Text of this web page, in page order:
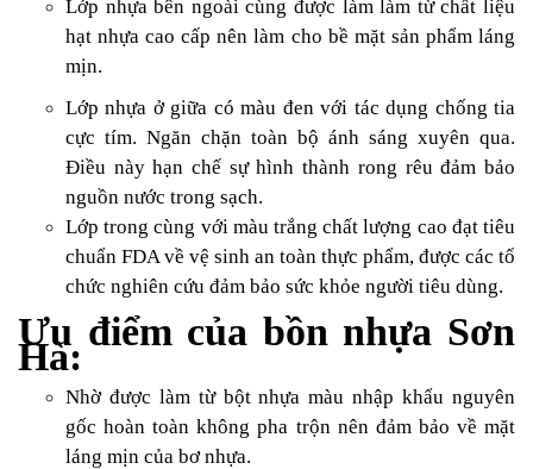
Lớp nhựa bên ngoài cùng được làm làm từ chất liệu
hạt nhựa cao cấp nên làm cho bề mặt sản phẩm láng
mịn.
Lớp nhựa ở giữa có màu đen với tác dụng chống tia
cực tím. Ngăn chặn toàn bộ ánh sáng xuyên qua.
Điều này hạn chế sự hình thành rong rêu đảm bảo
nguồn nước trong sạch.
Lớp trong cùng với màu trắng chất lượng cao đạt tiêu
chuẩn FDA về vệ sinh an toàn thực phẩm, được các tổ
chức nghiên cứu đảm bảo sức khỏe người tiêu dùng.
Ưu điểm của bồn nhựa Sơn
Hà:
Nhờ được làm từ bột nhựa màu nhập khẩu nguyên
gốc hoàn toàn không pha trộn nên đảm bảo về mặt
láng mịn của bơ nhựa.